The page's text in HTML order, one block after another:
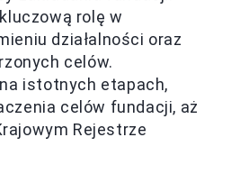
rolę w
działalności oraz
celów.
istotnych etapach,
celów fundacji, aż
Rejestrze